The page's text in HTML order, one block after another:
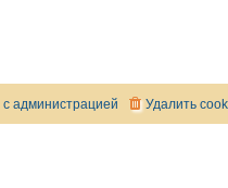
Удалить
с администрацией